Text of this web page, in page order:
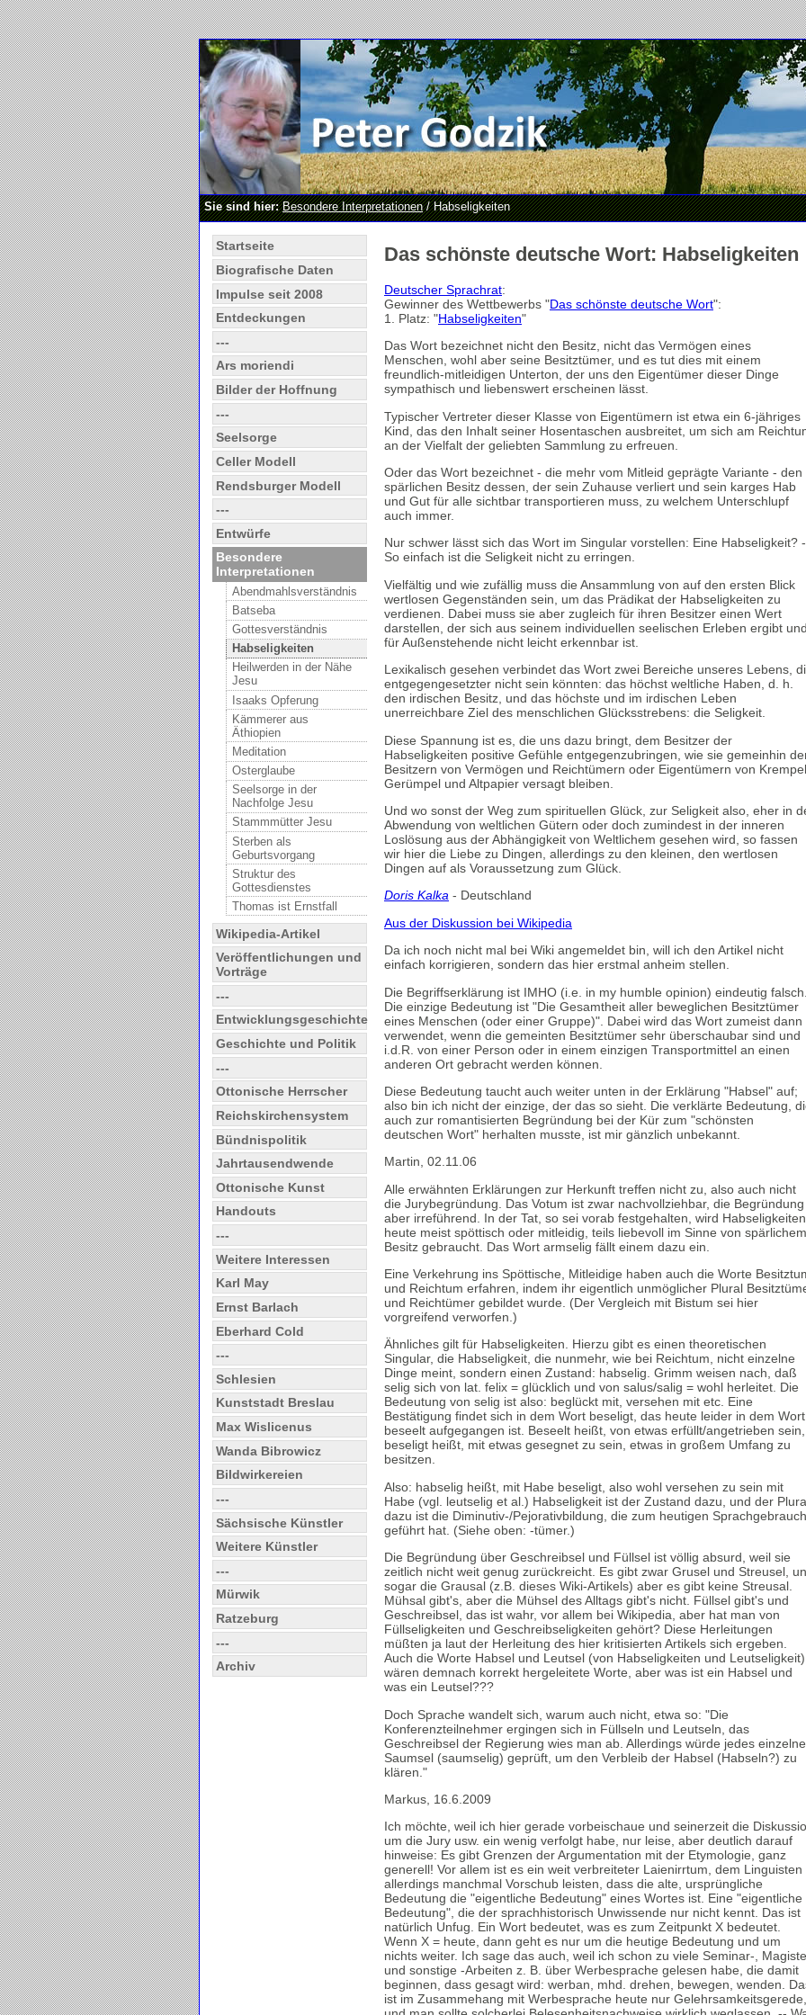
Sie sind hier: Besondere Interpretationen/ Habseligkeiten
Startseite
Biografische Daten
Impulse seit 2008
Entdeckungen
---
Ars moriendi
Bilder der Hoffnung
---
Seelsorge
Celler Modell
Rendsburger Modell
---
Entwürfe
Besondere
Interpretationen
Abendmahlsverständnis
Batseba
Gottesverständnis
Habseligkeiten
Heilwerden in der Nähe
Jesu
Isaaks Opferung
Kämmerer aus
Äthiopien
Meditation
Osterglaube
Seelsorge in der
Nachfolge Jesu
Stammmütter Jesu
Sterben als
Geburtsvorgang
Struktur des
Gottesdienstes
Thomas ist Ernstfall
Wikipedia-Artikel
Veröffentlichungen und
Vorträge
---
Entwicklungsgeschichte
Geschichte und Politik
---
Ottonische Herrscher
Reichskirchensystem
Bündnispolitik
Jahrtausendwende
Ottonische Kunst
Handouts
---
Weitere Interessen
Karl May
Ernst Barlach
Eberhard Cold
---
Schlesien
Kunststadt Breslau
Max Wislicenus
Wanda Bibrowicz
Bildwirkereien
---
Sächsische Künstler
Weitere Künstler
---
Mürwik
Ratzeburg
---
Archiv
Das schönste deutsche Wort: Habseligkeiten
Deutscher Sprachrat:
Gewinner des Wettbewerbs "Das schönste deutsche Wort":
1. Platz: "Habseligkeiten"
Das Wort bezeichnet nicht den Besitz, nicht das Vermögen eines
Menschen, wohl aber seine Besitztümer, und es tut dies mit einem
freundlich-mitleidigen Unterton, der uns den Eigentümer dieser Dinge
sympathisch und liebenswert erscheinen lässt.
Typischer Vertreter dieser Klasse von Eigentümern ist etwa ein 6-jähriges
Kind, das den Inhalt seiner Hosentaschen ausbreitet, um sich am
an der Vielfalt der geliebten Sammlung zu erfreuen.
Oder das Wort bezeichnet - die mehr vom Mitleid geprägte Variante - den
spärlichen Besitz dessen, der sein Zuhause verliert und sein karges Hab
und Gut für alle sichtbar transportieren muss, zu welchem Unterschlupf
auch immer.
Nur schwer lässt sich das Wort im Singular vorstellen: Eine Habseligkeit? -
So einfach ist die Seligkeit nicht zu erringen.
Vielfältig und wie zufällig muss die Ansammlung von auf den ersten Blick
wertlosen Gegenständen sein, um das Prädikat der Habseligkeiten zu
verdienen. Dabei muss sie aber zugleich für ihren Besitzer einen Wert
darstellen, der sich aus seinem individuellen seelischen Erleben ergibt und
für Außenstehende nicht leicht erkennbar ist.
Lexikalisch gesehen verbindet das Wort zwei Bereiche unseres Lebens,
entgegengesetzter nicht sein könnten: das höchst weltliche Haben, d. h.
den irdischen Besitz, und das höchste und im irdischen Leben
unerreichbare Ziel des menschlichen Glücksstrebens: die Seligkeit.
Diese Spannung ist es, die uns dazu bringt, dem Besitzer der
Habseligkeiten positive Gefühle entgegenzubringen, wie sie gemeinhin
Besitzern von Vermögen und Reichtümern oder Eigentümern von Krempel,
Gerümpel und Altpapier versagt bleiben.
Und wo sonst der Weg zum spirituellen Glück, zur Seligkeit also, eher in
Abwendung von weltlichen Gütern oder doch zumindest in der inneren
Loslösung aus der Abhängigkeit von Weltlichem gesehen wird, so fassen
wir hier die Liebe zu Dingen, allerdings zu den kleinen, den wertlosen
Dingen auf als Voraussetzung zum Glück.
Doris Kalka - Deutschland
Aus der Diskussion bei Wikipedia
Da ich noch nicht mal bei Wiki angemeldet bin, will ich den Artikel nicht
einfach korrigieren, sondern das hier erstmal anheim stellen.
Die Begriffserklärung ist IMHO (i.e. in my humble opinion) eindeutig falsch.
Die einzige Bedeutung ist "Die Gesamtheit aller beweglichen Besitztümer
eines Menschen (oder einer Gruppe)". Dabei wird das Wort zumeist dann
verwendet, wenn die gemeinten Besitztümer sehr überschaubar sind und
i.d.R. von einer Person oder in einem einzigen Transportmittel an einen
anderen Ort gebracht werden können.
Diese Bedeutung taucht auch weiter unten in der Erklärung "Habsel" auf;
also bin ich nicht der einzige, der das so sieht. Die verklärte Bedeutung,
auch zur romantisierten Begründung bei der Kür zum "schönsten
deutschen Wort" herhalten musste, ist mir gänzlich unbekannt.
Martin, 02.11.06
Alle erwähnten Erklärungen zur Herkunft treffen nicht zu, also auch nicht
die Jurybegründung. Das Votum ist zwar nachvollziehbar, die Begründung
aber irreführend. In der Tat, so sei vorab festgehalten, wird Habseligkeiten
heute meist spöttisch oder mitleidig, teils liebevoll im Sinne von spärlichem
Besitz gebraucht. Das Wort armselig fällt einem dazu ein.
Eine Verkehrung ins Spöttische, Mitleidige haben auch die Worte
und Reichtum erfahren, indem ihr eigentlich unmöglicher Plural
und Reichtümer gebildet wurde. (Der Vergleich mit Bistum sei hier
vorgreifend verworfen.)
Ähnliches gilt für Habseligkeiten. Hierzu gibt es einen theoretischen
Singular, die Habseligkeit, die nunmehr, wie bei Reichtum, nicht einzelne
Dinge meint, sondern einen Zustand: habselig. Grimm weisen nach, daß
selig sich von lat. felix = glücklich und von salus/salig = wohl herleitet. Die
Bedeutung von selig ist also: beglückt mit, versehen mit etc. Eine
Bestätigung findet sich in dem Wort beseligt, das heute leider in dem Wort
beseelt aufgegangen ist. Beseelt heißt, von etwas erfüllt/angetrieben sein,
beseligt heißt, mit etwas gesegnet zu sein, etwas in großem Umfang zu
besitzen.
Also: habselig heißt, mit Habe beseligt, also wohl versehen zu sein mit
Habe (vgl. leutselig et al.) Habseligkeit ist der Zustand dazu, und der
dazu ist die Diminutiv-/Pejorativbildung, die zum heutigen Sprachgebrauch
geführt hat. (Siehe oben: -tümer.)
Die Begründung über Geschreibsel und Füllsel ist völlig absurd, weil sie
zeitlich nicht weit genug zurückreicht. Es gibt zwar Grusel und Streusel,
sogar die Grausal (z.B. dieses Wiki-Artikels) aber es gibt keine Streusal.
Mühsal gibt's, aber die Mühsel des Alltags gibt's nicht. Füllsel gibt's und
Geschreibsel, das ist wahr, vor allem bei Wikipedia, aber hat man von
Füllseligkeiten und Geschreibseligkeiten gehört? Diese Herleitungen
müßten ja laut der Herleitung des hier kritisierten Artikels sich ergeben.
Auch die Worte Habsel und Leutsel (von Habseligkeiten und Leutseligkeit)
wären demnach korrekt hergeleitete Worte, aber was ist ein Habsel und
was ein Leutsel???
Doch Sprache wandelt sich, warum auch nicht, etwa so: "Die
Konferenzteilnehmer ergingen sich in Füllseln und Leutseln, das
Geschreibsel der Regierung wies man ab. Allerdings würde jedes einzelne
Saumsel (saumselig) geprüft, um den Verbleib der Habsel (Habseln?) zu
klären."
Markus, 16.6.2009
Ich möchte, weil ich hier gerade vorbeischaue und seinerzeit die
um die Jury usw. ein wenig verfolgt habe, nur leise, aber deutlich darauf
hinweise: Es gibt Grenzen der Argumentation mit der Etymologie, ganz
generell! Vor allem ist es ein weit verbreiteter Laienirrtum, dem Linguisten
allerdings manchmal Vorschub leisten, dass die alte, ursprüngliche
Bedeutung die "eigentliche Bedeutung" eines Wortes ist. Eine "eigentliche
Bedeutung", die der sprachhistorisch Unwissende nur nicht kennt. Das ist
natürlich Unfug. Ein Wort bedeutet, was es zum Zeitpunkt X bedeutet.
Wenn X = heute, dann geht es nur um die heutige Bedeutung und um
nichts weiter. Ich sage das auch, weil ich schon zu viele Seminar-,
und sonstige -Arbeiten z. B. über Werbesprache gelesen habe, die damit
beginnen, dass gesagt wird: werban, mhd. drehen, bewegen, wenden.
ist im Zusammehang mit Werbesprache heute nur Gelehrsamkeitsgerede,